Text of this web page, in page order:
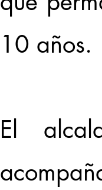
10 años.
El